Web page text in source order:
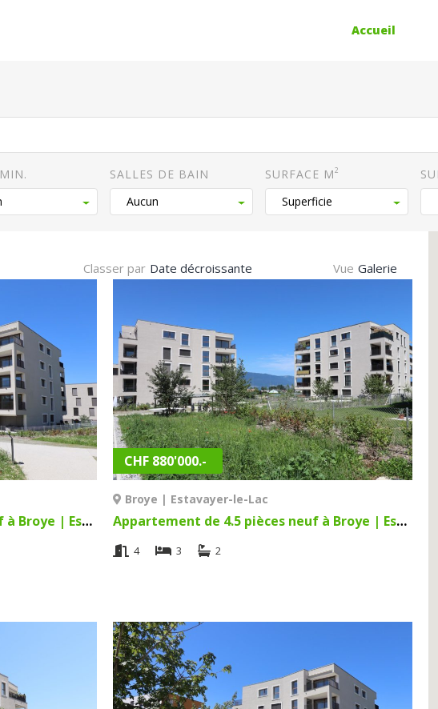
Accueil
SALLES DE BAIN SURFACE M2
Classer par Vue
Appartement de 3.5 pièces neuf à Broye | Estavayer-le-Lac
CHF 880'000.-
Broye | Estavayer-le-Lac
Appartement de 4.5 pièces neuf à Broye | Estavayer-le-Lac
4 3 2